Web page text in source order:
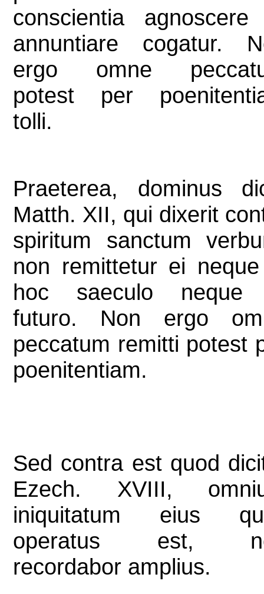
conscientia
annuntiare cogatur.
ergo omne
potest per
tolli.
Praeterea, dominus
Matth. XII, qui dixerit
spiritum sanctum
non remittetur ei
hoc saeculo neque
futuro. Non ergo
peccatum remitti potest
poenitentiam.
Sed contra est quod
Ezech. XVIII,
iniquitatum eius
operatus est,
recordabor amplius.